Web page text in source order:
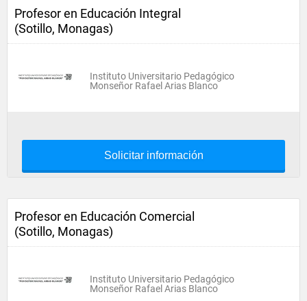
Profesor en Educación Integral
(Sotillo, Monagas)
Instituto Universitario Pedagógico
Monseñor Rafael Arias Blanco
Solicitar información
Profesor en Educación Comercial
(Sotillo, Monagas)
Instituto Universitario Pedagógico
Monseñor Rafael Arias Blanco